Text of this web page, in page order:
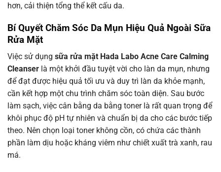
hơn, cải thiện tổng thể kết cấu da.
Bí Quyết Chăm Sóc Da Mụn Hiệu Quả Ngoài Sữa
Rửa Mặt
Việc sử dụng sữa rửa mặt Hada Labo Acne Care Calming
Cleanser là một khởi đầu tuyệt vời cho làn da mụn, nhưng
để đạt được hiệu quả tối ưu và duy trì làn da khỏe mạnh,
cần kết hợp một chu trình chăm sóc toàn diện. Sau bước
làm sạch, việc cân bằng da bằng toner là rất quan trọng để
khôi phục độ pH tự nhiên và chuẩn bị da cho các bước tiếp
theo. Nên chọn loại toner không cồn, có chứa các thành
phần làm dịu hoặc kháng viêm như chiết xuất trà xanh, rau
má.